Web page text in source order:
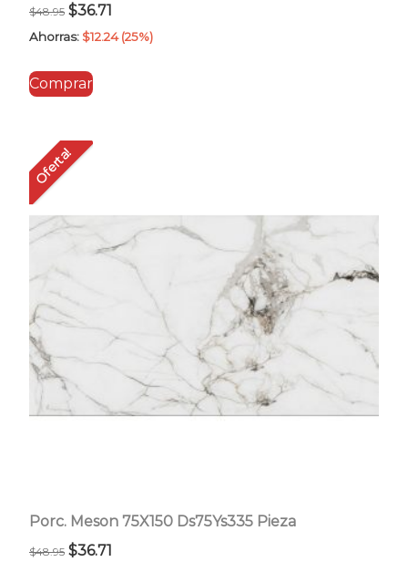
$48.95 El
precio
era:
$36.71
precio
Ahorras: $12.24 (25%)
Comprar
Oferta!
Porc. Meson 75X150 Ds75Ys335 Pieza
$48.95 El
$36.71